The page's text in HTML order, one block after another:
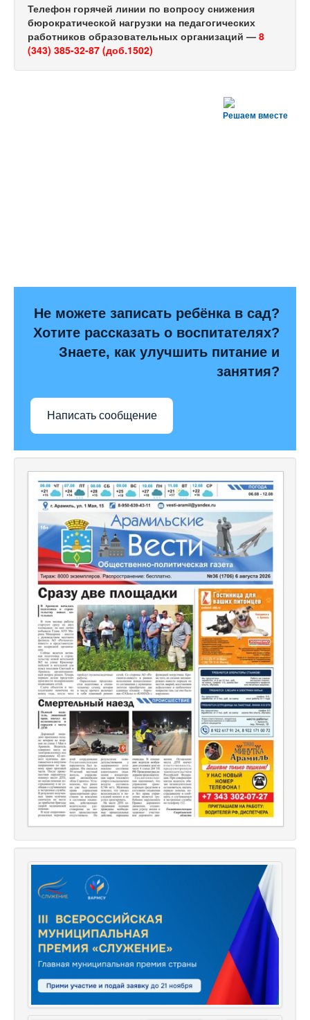
Телефон горячей линии по вопросу снижения
бюрократической нагрузки на педагогических
работников образовательных организаций — 8
(343) 385-32-87 (доб.1502)
Решаем вместе
Не можете записать ребёнка в сад?
Хотите рассказать о воспитателях?
Знаете, как улучшить питание и
занятия?
Написать сообщение